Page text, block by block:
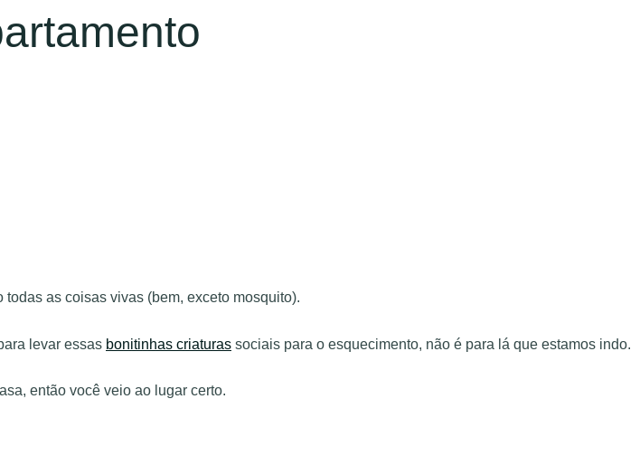
as coisas vivas (bem, exceto mosquito).
levar essas bonitinhas criaturas sociais para o esquecimento, não é para lá que estamos indo.
então você veio ao lugar certo.